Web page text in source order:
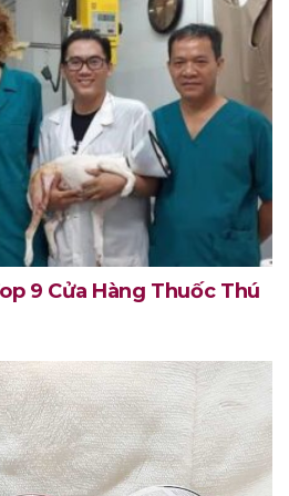
9 Cửa Hàng Thuốc Thú